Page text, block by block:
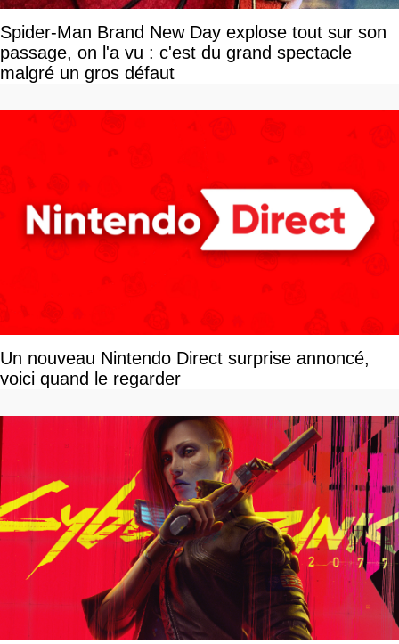
Spider-Man Brand New Day explose tout sur son
passage, on l'a vu : c'est du grand spectacle
malgré un gros défaut
Un nouveau Nintendo Direct surprise annoncé,
voici quand le regarder